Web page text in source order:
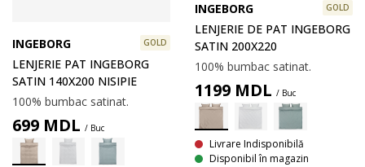
INGEBORG GOLD
LENJERIE PAT INGEBORG
SATIN 140X200 NISIPIE
100% bumbac satinat.
699 MDL / Buc
INGEBORG GOLD
LENJERIE DE PAT INGEBORG
SATIN 200X220
100% bumbac satinat.
1199 MDL / Buc
Livrare Indisponibilă
Disponibil în magazin